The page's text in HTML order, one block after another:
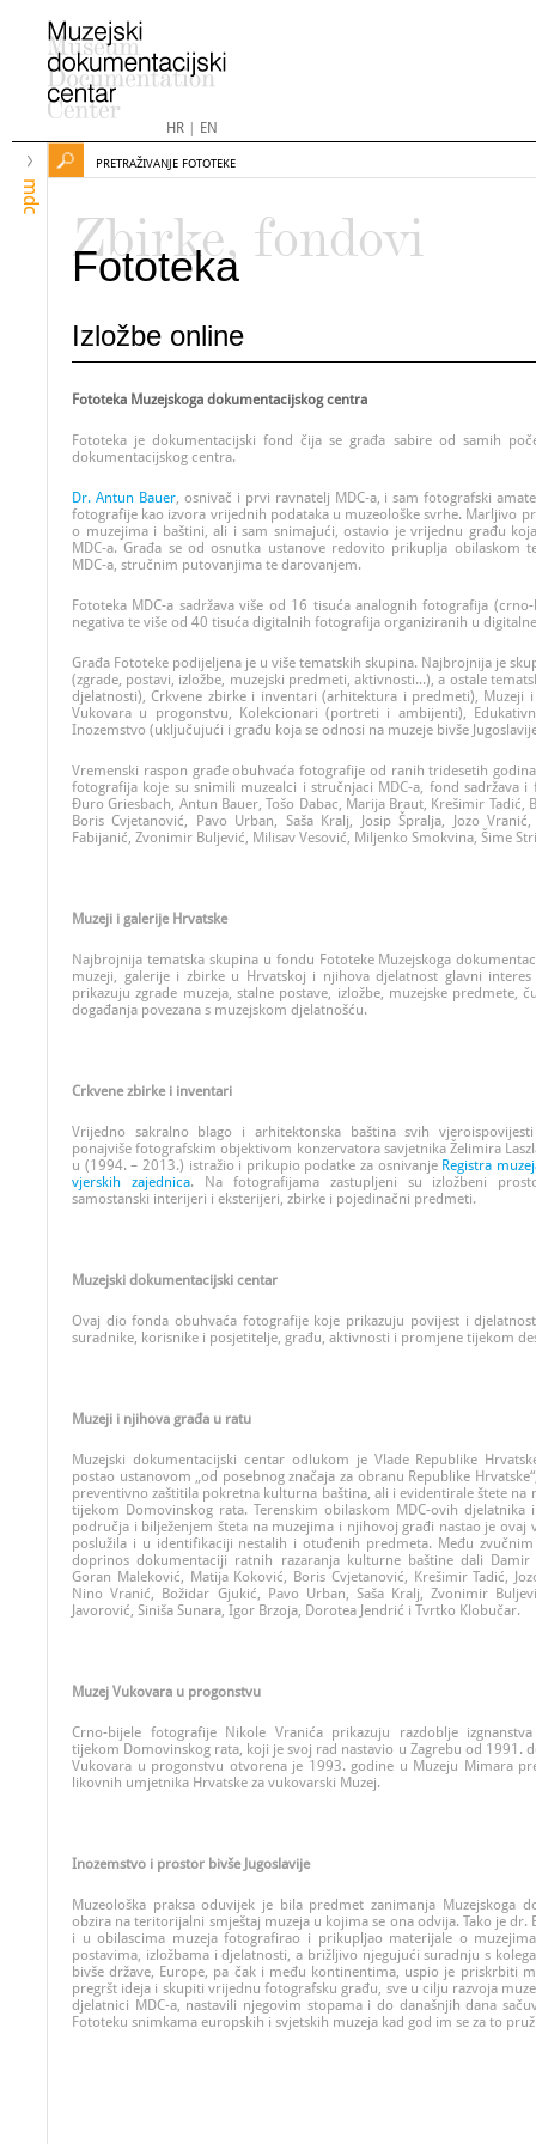
HR| EN
mdc
PRETRAŽIVANJE FOTOTEKE
Zbirke, fondovi
Fototeka
Izložbe online
Fototeka Muzejskoga dokumentacijskog centra
Fototeka je dokumentacijski fond čija se građa sabire od samih
dokumentacijskog centra.
Dr. Antun Bauer, osnivač i prvi ravnatelj MDC-a, i sam fotografski
fotografije kao izvora vrijednih podataka u muzeološke svrhe. Marljivo
o muzejima i baštini, ali i sam snimajući, ostavio je vrijednu građu
MDC-a. Građa se od osnutka ustanove redovito prikuplja obilaskom
MDC-a, stručnim putovanjima te darovanjem.
Fototeka MDC-a sadržava više od 16 tisuća analognih fotografija
negativa te više od 40 tisuća digitalnih fotografija organiziranih u
Građa Fototeke podijeljena je u više tematskih skupina. Najbrojnija je
(zgrade, postavi, izložbe, muzejski predmeti, aktivnosti...), a ostale
djelatnosti), Crkvene zbirke i inventari (arhitektura i predmeti), Muzeji
Vukovara u progonstvu, Kolekcionari (portreti i ambijenti),
Inozemstvo (uključujući i građu koja se odnosi na muzeje bivše
Vremenski raspon građe obuhvaća fotografije od ranih tridesetih
fotografija koje su snimili muzealci i stručnjaci MDC-a, fond sadržava
Đuro Griesbach, Antun Bauer, Tošo Dabac, Marija Braut, Krešimir Tadić,
Boris Cvjetanović, Pavo Urban, Saša Kralj, Josip Špralja, Jozo
Fabijanić, Zvonimir Buljević, Milisav Vesović, Miljenko Smokvina, Šime
Muzeji i galerije Hrvatske
Najbrojnija tematska skupina u fondu Fototeke Muzejskoga
muzeji, galerije i zbirke u Hrvatskoj i njihova djelatnost glavni interes
prikazuju zgrade muzeja, stalne postave, izložbe, muzejske predmete,
događanja povezana s muzejskom djelatnošću.
Crkvene zbirke i inventari
Vrijedno sakralno blago i arhitektonska baština svih
ponajviše fotografskim objektivom konzervatora savjetnika Želimira
u (1994. – 2013.) istražio i prikupio podatke za osnivanje Registra
vjerskih zajednica.
Na fotografijama zastupljeni su izložbeni
samostanski interijeri i eksterijeri, zbirke i pojedinačni predmeti.
Muzejski dokumentacijski centar
Ovaj dio fonda obuhvaća fotografije koje prikazuju povijest i
suradnike, korisnike i posjetitelje, građu, aktivnosti i promjene tijekom
Muzeji i njihova građa u ratu
Muzejski dokumentacijski centar odlukom je Vlade Republike
postao ustanovom „od posebnog značaja za obranu Republike
preventivno zaštitila pokretna kulturna baština, ali i evidentirale štete na
tijekom Domovinskog rata. Terenskim obilaskom MDC-ovih
područja i bilježenjem šteta na muzejima i njihovoj građi nastao je ovaj
poslužila i u identifikaciji nestalih i otuđenih predmeta. Među
doprinos dokumentaciji ratnih razaranja kulturne baštine dali Damir
Goran Maleković, Matija Koković, Boris Cvjetanović, Krešimir Tadić,
Nino Vranić, Božidar Gjukić, Pavo Urban, Saša Kralj, Zvonimir
Javorović, Siniša Sunara, Igor Brzoja, Dorotea Jendrić i Tvrtko Klobučar.
Muzej Vukovara u progonstvu
Crno-bijele fotografije Nikole Vranića prikazuju razdoblje
tijekom Domovinskog rata, koji je svoj rad nastavio u Zagrebu od 1991.
Vukovara u progonstvu otvorena je 1993. godine u Muzeju Mimara
likovnih umjetnika Hrvatske za vukovarski Muzej.
Inozemstvo i prostor bivše Jugoslavije
Muzeološka praksa oduvijek je bila predmet zanimanja Muzejskoga
obzira na teritorijalni smještaj muzeja u kojima se ona odvija. Tako je
i u obilascima muzeja fotografirao i prikupljao materijale o
postavima, izložbama i djelatnosti, a brižljivo njegujući suradnju s
bivše države, Europe, pa čak i među kontinentima, uspio je priskrbiti
pregršt ideja i skupiti vrijednu fotografsku građu, sve u cilju razvoja
djelatnici MDC-a, nastavili njegovim stopama i do današnjih dana
Fototeku snimkama europskih i svjetskih muzeja kad god im se za to